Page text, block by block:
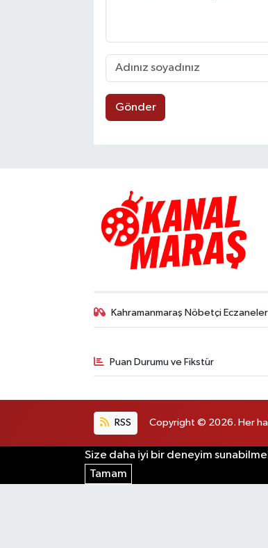
Gönder
Kahramanmaraş Nöbetçi Eczaneler
Puan Durumu ve Fikstür
RSS Copyright © 2026. Her
Size daha iyi bir deneyim
Tamam